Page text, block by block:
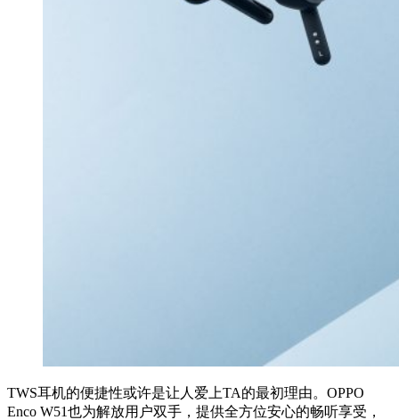
TWS耳机的便捷性或许是让人爱上TA的最初理由。OPPO
Enco W51也为解放用户双手，提供全方位安心的畅听享受，